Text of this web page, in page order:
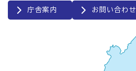
庁舎案内 お問い合わせ